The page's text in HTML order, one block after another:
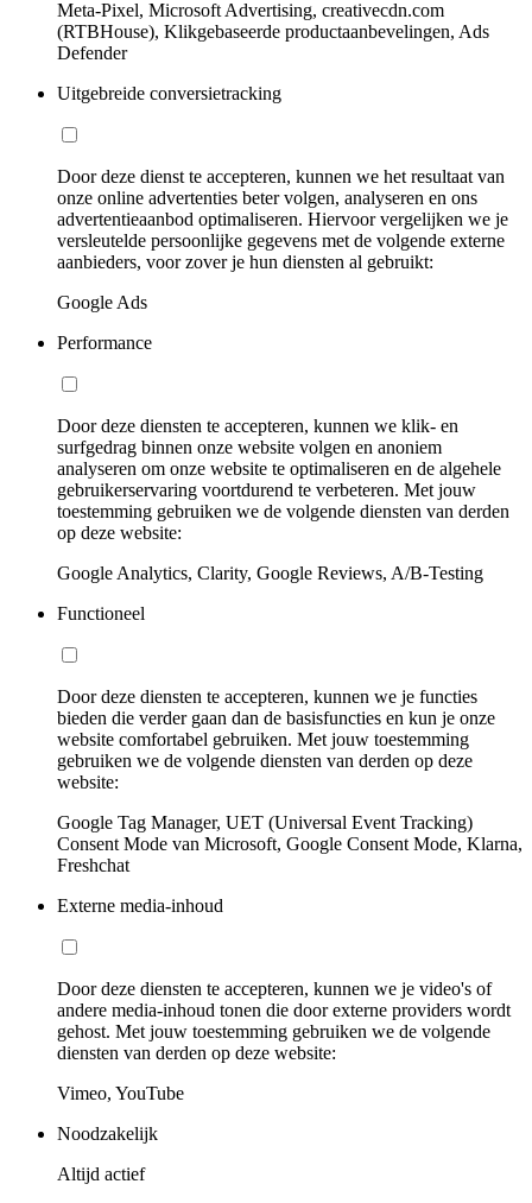
Meta-Pixel, Microsoft Advertising, creativecdn.com
(RTBHouse), Klikgebaseerde productaanbevelingen, Ads
Defender
Uitgebreide conversietracking
Door deze dienst te accepteren, kunnen we het resultaat van
onze online advertenties beter volgen, analyseren en ons
advertentieaanbod optimaliseren. Hiervoor vergelijken we je
versleutelde persoonlijke gegevens met de volgende externe
aanbieders, voor zover je hun diensten al gebruikt:
Google Ads
Performance
Door deze diensten te accepteren, kunnen we klik- en
surfgedrag binnen onze website volgen en anoniem
analyseren om onze website te optimaliseren en de algehele
gebruikerservaring voortdurend te verbeteren. Met jouw
toestemming gebruiken we de volgende diensten van derden
op deze website:
Google Analytics, Clarity, Google Reviews, A/B-Testing
Functioneel
Door deze diensten te accepteren, kunnen we je functies
bieden die verder gaan dan de basisfuncties en kun je onze
website comfortabel gebruiken. Met jouw toestemming
gebruiken we de volgende diensten van derden op deze
website:
Google Tag Manager, UET (Universal Event Tracking)
Consent Mode van Microsoft, Google Consent Mode, Klarna,
Freshchat
Externe media-inhoud
Door deze diensten te accepteren, kunnen we je video's of
andere media-inhoud tonen die door externe providers wordt
gehost. Met jouw toestemming gebruiken we de volgende
diensten van derden op deze website:
Vimeo, YouTube
Noodzakelijk
Altijd actief